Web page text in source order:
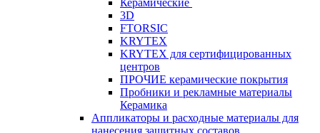
Керамические
3D
FTORSIC
KRYTEX
KRYTEX для сертифицированных
центров
ПРОЧИЕ керамические покрытия
Пробники и рекламные материалы
Керамика
Аппликаторы и расходные материалы для
нанесения защитных составов